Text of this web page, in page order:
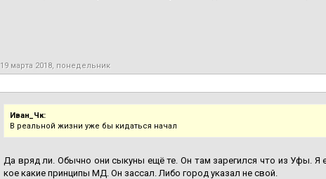
19 марта 2018, понедельник
Иван_Чк:
В реальной жизни уже бы кидаться начал
Да вряд ли. Обычно они сыкуны ещё те. Он там зарегился что из Уфы. Я
кое какие принципы МД. Он зассал. Либо город указал не свой.